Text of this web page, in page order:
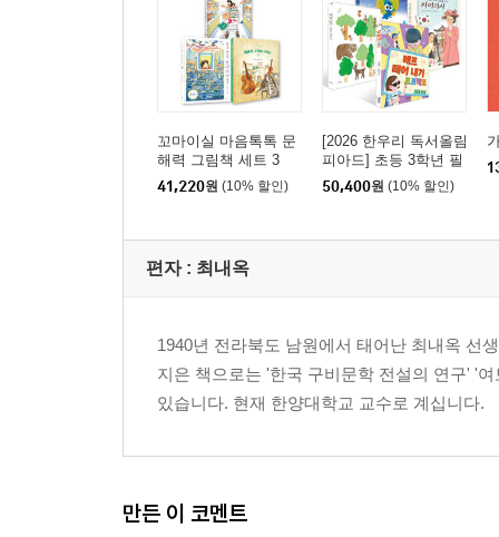
꼬마이실 마음톡톡 문
해력 그림책 세트 3
41,220원 (10% 할인)
[2026 한우리 독서올림
피아드] 초등 3학년 필
독서 세트
50,400원 (10% 할인)
편자 : 최내옥
1940년 전라북도 남원에서 태어난 최내옥 선
지은 책으로는 '한국 구비문학 전설의 연구' '
있습니다. 현재 한양대학교 교수로 계십니다.
만든 이 코멘트